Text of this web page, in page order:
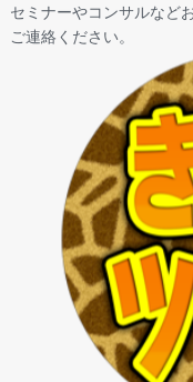
セミナーやコンサルなど
ご連絡ください。